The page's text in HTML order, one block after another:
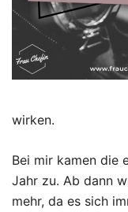
wirken.
Bei mir kamen die
Jahr zu. Ab dann
mehr, da es sich